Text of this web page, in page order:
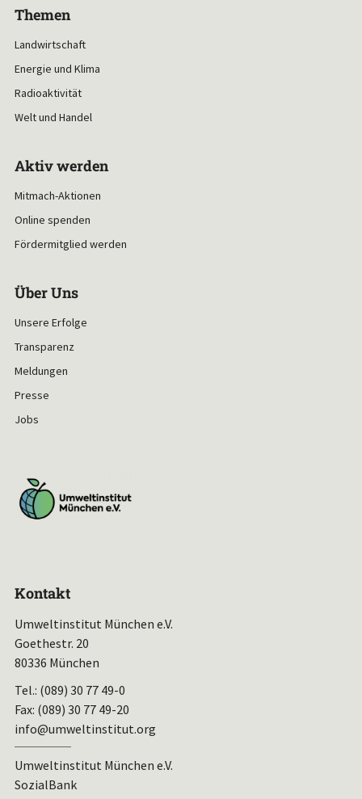
Themen
Landwirtschaft
Energie und Klima
Radioaktivität
Welt und Handel
Aktiv werden
Mitmach-Aktionen
Online spenden
Fördermitglied werden
Über Uns
Unsere Erfolge
Transparenz
Meldungen
Presse
Jobs
Kontakt
Umweltinstitut München e.V.
Goethestr. 20
80336 München
Tel.: (089) 30 77 49-0
Fax: (089) 30 77 49-20
info@umweltinstitut.org
Umweltinstitut München e.V.
SozialBank